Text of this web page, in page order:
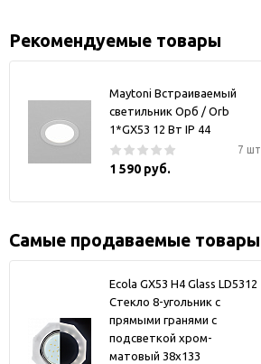
Рекомендуемые товары
Maytoni Встраиваемый
светильник Орб / Orb
1*GX53 12 Вт IP 44
7 шт
1 590 руб.
Самые продаваемые товары
Ecola GX53 H4 Glass LD5312
Стекло 8-угольник с
прямыми гранями с
подсветкой хром-
матовый 38x133